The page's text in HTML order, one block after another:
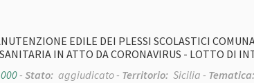
EDILE DEI PLESSI SCOLASTICI
IN ATTO DA CORONAVIRUS - LOTTO DI
- Stato: aggiudicato - Territorio: Sicilia - Tematica: